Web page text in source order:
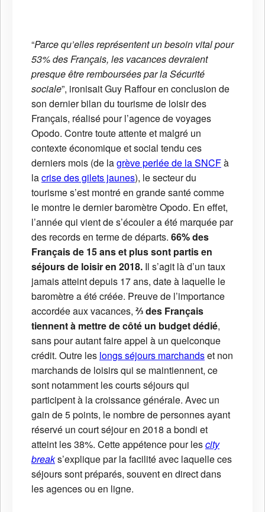
“Parce qu’elles représentent un besoin vital pour
53% des Français, les vacances devraient
presque être remboursées par la Sécurité
sociale”, ironisait Guy Raffour en conclusion de
son dernier bilan du tourisme de loisir des
Français, réalisé pour l’agence de voyages
Opodo. Contre toute attente et malgré un
contexte économique et social tendu ces
derniers mois (de lagrève perlée de la SNCFà
lacrise des gilets jaunes), le secteur du
tourisme s’est montré en grande santé comme
le montre le dernier baromètre Opodo. En effet,
l’année qui vient de s’écouler a été marquée par
des records en terme de départs. 66% des
Français de 15 ans et plus sont partis en
séjours de loisir en 2018. Il s’agit là d’un taux
jamais atteint depuis 17 ans, date à laquelle le
baromètre a été créée. Preuve de l’importance
accordée aux vacances, ⅔ des Français
tiennent à mettre de côté un budget dédié,
sans pour autant faire appel à un quelconque
crédit. Outre les longs séjours marchandset non
marchands de loisirs qui se maintiennent, ce
sont notamment les courts séjours qui
participent à la croissance générale. Avec un
gain de 5 points, le nombre de personnes ayant
réservé un court séjour en 2018 a bondi et
atteint les 38%. Cette appétence pour lescity
breaks’explique par la facilité avec laquelle ces
séjours sont préparés, souvent en direct dans
les agences ou en ligne.